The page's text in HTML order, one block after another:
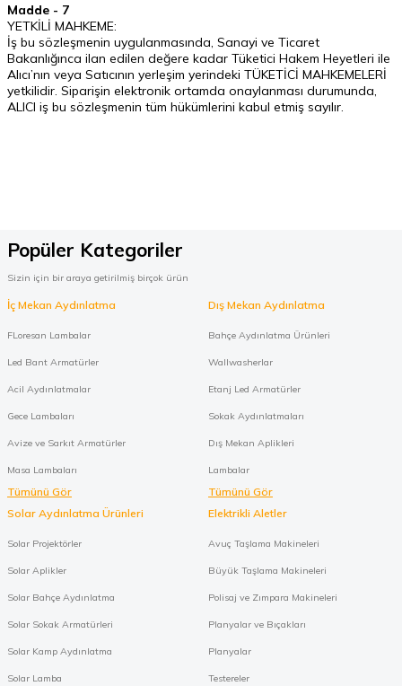
Madde - 7
YETKİLİ MAHKEME:
İş bu sözleşmenin uygulanmasında, Sanayi ve Ticaret
Bakanlığınca ilan edilen değere kadar Tüketici Hakem Heyetleri ile
Alıcı’nın veya Satıcının yerleşim yerindeki TÜKETİCİ MAHKEMELERİ
yetkilidir. Siparişin elektronik ortamda onaylanması durumunda,
ALICI iş bu sözleşmenin tüm hükümlerini kabul etmiş sayılır.
Popüler Kategoriler
Sizin için bir araya getirilmiş birçok ürün
İç Mekan Aydınlatma
FLoresan Lambalar
Led Bant Armatürler
Acil Aydınlatmalar
Gece Lambaları
Avize ve Sarkıt Armatürler
Masa Lambaları
Tümünü Gör
Dış Mekan Aydınlatma
Bahçe Aydınlatma Ürünleri
Wallwasherlar
Etanj Led Armatürler
Sokak Aydınlatmaları
Dış Mekan Aplikleri
Lambalar
Tümünü Gör
Solar Aydınlatma Ürünleri
Solar Projektörler
Solar Aplikler
Solar Bahçe Aydınlatma
Solar Sokak Armatürleri
Solar Kamp Aydınlatma
Solar Lamba
Elektrikli Aletler
Avuç Taşlama Makineleri
Büyük Taşlama Makineleri
Polisaj ve Zımpara Makineleri
Planyalar ve Bıçakları
Planyalar
Testereler